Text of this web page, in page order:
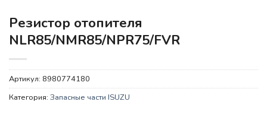
Резистор отопителя
NLR85/NMR85/NPR75/FVR
Артикул: 8980774180
Категория: Запасные части ISUZU